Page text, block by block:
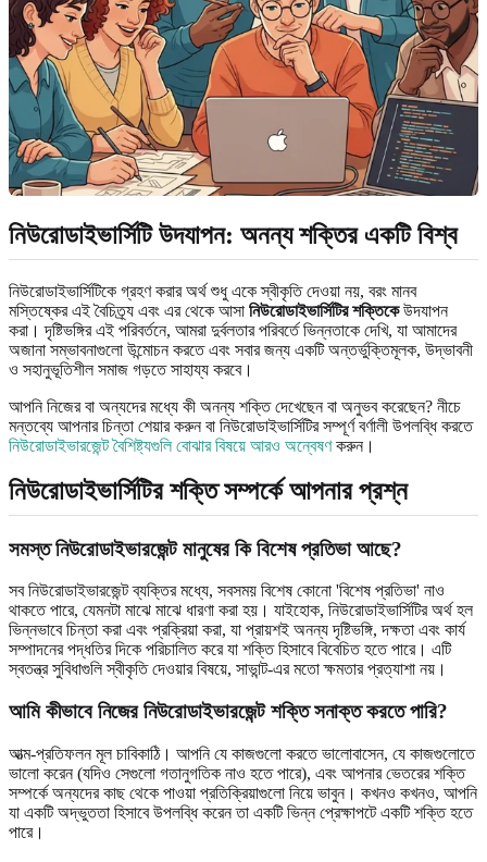
নিউরোডাইভার্সিটি উদযাপন: অনন্য শক্তির একটি বিশ্ব
নিউরোডাইভার্সিটিকে গ্রহণ করার অর্থ শুধু একে স্বীকৃতি দেওয়া নয়, বরং মানব
মস্তিষ্কের এই বৈচিত্র্য এবং এর থেকে আসা নিউরোডাইভার্সিটির শক্তিকেউদযাপন
করা। দৃষ্টিভঙ্গির এই পরিবর্তনে, আমরা দুর্বলতার পরিবর্তে ভিন্নতাকে দেখি, যা আমাদের
অজানা সম্ভাবনাগুলো উন্মোচন করতে এবং সবার জন্য একটি অন্তর্ভুক্তিমূলক, উদ্ভাবনী
ও সহানুভূতিশীল সমাজ গড়তে সাহায্য করবে।
আপনি নিজের বা অন্যদের মধ্যে কী অনন্য শক্তি দেখেছেন বা অনুভব করেছেন? নীচে
মন্তব্যে আপনার চিন্তা শেয়ার করুন বা নিউরোডাইভার্সিটির সম্পূর্ণ বর্ণালী উপলব্ধি করতে
নিউরোডাইভারজেন্ট বৈশিষ্ট্যগুলি বোঝার বিষয়ে আরও অন্বেষণকরুন।
নিউরোডাইভার্সিটির শক্তি সম্পর্কে আপনার প্রশ্ন
সমস্ত নিউরোডাইভারজেন্ট মানুষের কি বিশেষ প্রতিভা আছে?
সব নিউরোডাইভারজেন্ট ব্যক্তির মধ্যে, সবসময় বিশেষ কোনো 'বিশেষ প্রতিভা' নাও
থাকতে পারে, যেমনটা মাঝে মাঝে ধারণা করা হয়। যাইহোক, নিউরোডাইভার্সিটির অর্থ হল
ভিন্নভাবে চিন্তা করা এবং প্রক্রিয়া করা, যা প্রায়শই অনন্য দৃষ্টিভঙ্গি, দক্ষতা এবং কার্য
সম্পাদনের পদ্ধতির দিকে পরিচালিত করে যা শক্তি হিসাবে বিবেচিত হতে পারে। এটি
স্বতন্ত্র সুবিধাগুলি স্বীকৃতি দেওয়ার বিষয়ে, সাভান্ট-এর মতো ক্ষমতার প্রত্যাশা নয়।
আমি কীভাবে নিজের নিউরোডাইভারজেন্ট শক্তি সনাক্ত করতে পারি?
আত্ম-প্রতিফলন মূল চাবিকাঠি। আপনি যে কাজগুলো করতে ভালোবাসেন, যে কাজগুলোতে
ভালো করেন (যদিও সেগুলো গতানুগতিক নাও হতে পারে), এবং আপনার ভেতরের শক্তি
সম্পর্কে অন্যদের কাছ থেকে পাওয়া প্রতিক্রিয়াগুলো নিয়ে ভাবুন। কখনও কখনও, আপনি
যা একটি অদ্ভুততা হিসাবে উপলব্ধি করেন তা একটি ভিন্ন প্রেক্ষাপটে একটি শক্তি হতে
পারে।